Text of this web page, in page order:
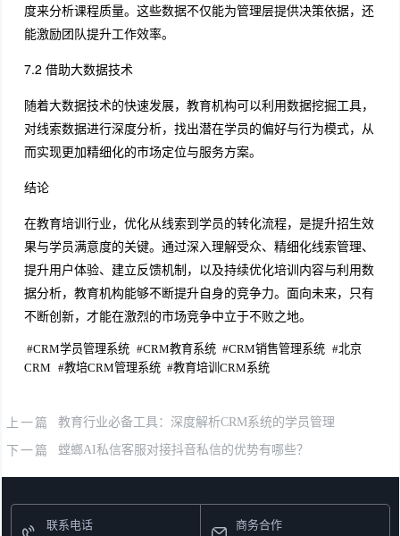
度来分析课程质量。这些数据不仅能为管理层提供决策依据，还
能激励团队提升工作效率。
7.2 借助大数据技术
随着大数据技术的快速发展，教育机构可以利用数据挖掘工具，
对线索数据进行深度分析，找出潜在学员的偏好与行为模式，从
而实现更加精细化的市场定位与服务方案。
结论
在教育培训行业，优化从线索到学员的转化流程，是提升招生效
果与学员满意度的关键。通过深入理解受众、精细化线索管理、
提升用户体验、建立反馈机制，以及持续优化培训内容与利用数
据分析，教育机构能够不断提升自身的竞争力。面向未来，只有
不断创新，才能在激烈的市场竞争中立于不败之地。
#CRM学员管理系统 #CRM教育系统 #CRM销售管理系统 #北京
CRM #教培CRM管理系统 #教育培训CRM系统
上一篇 教育行业必备工具：深度解析CRM系统的学员管理
下一篇 螳螂AI私信客服对接抖音私信的优势有哪些？
联系电话 商务合作